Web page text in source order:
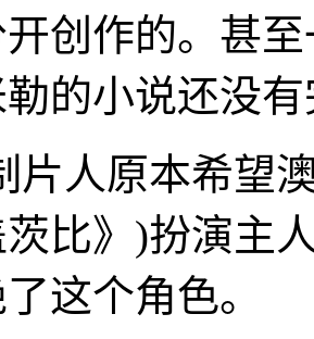
开创作的。甚
勒的小说还没
片人原本希望
茨比》)扮演主
这个角色。